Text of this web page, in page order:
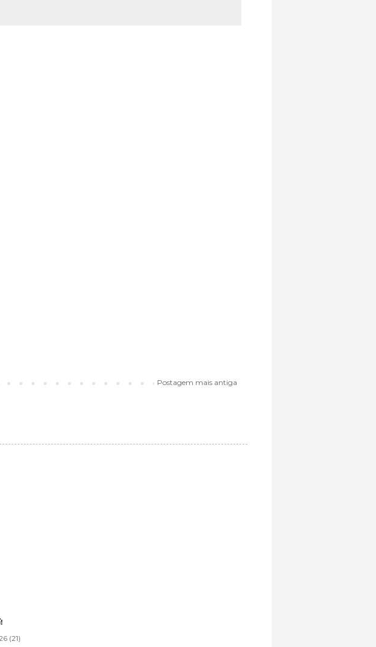
Postagem mais antiga
(21)